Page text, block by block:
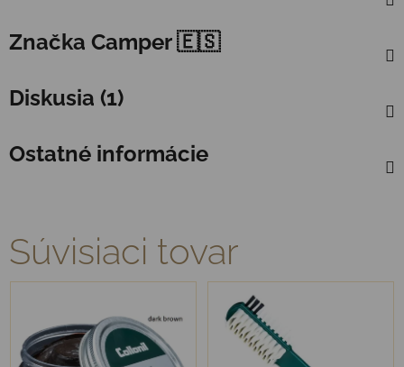
Značka Camper 🇪🇸
Diskusia (1)
Ostatné informácie
Súvisiaci tovar